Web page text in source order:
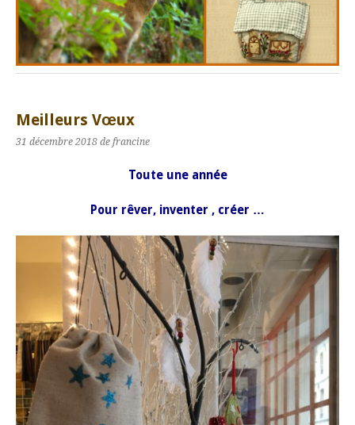
Meilleurs Vœux
31 décembre 2018 de francine
Toute une année
Pour rêver, inventer , créer …